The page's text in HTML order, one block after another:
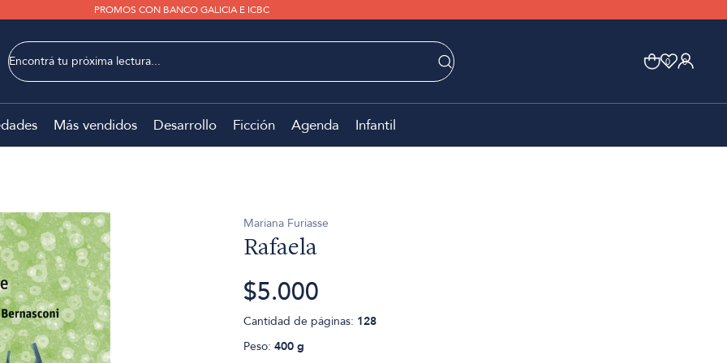
PROMOS CON BANCO GALICIA E ICBC
0 0
Más vendidos Desarrollo Ficción Agenda Infantil
Mariana Furiasse
Rafaela
$5.000
Cantidad de páginas: 128
Peso: 400 g